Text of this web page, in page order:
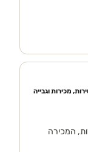
מכירות וגבייה
המכירה